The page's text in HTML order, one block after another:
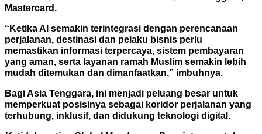
Mastercard.
“Ketika AI semakin terintegrasi dengan perencanaan
perjalanan, destinasi dan pelaku bisnis perlu
memastikan informasi terpercaya, sistem pembayaran
yang aman, serta layanan ramah Muslim semakin lebih
mudah ditemukan dan dimanfaatkan,” imbuhnya.
Bagi Asia Tenggara, ini menjadi peluang besar untuk
memperkuat posisinya sebagai koridor perjalanan yang
terhubung, inklusif, dan didukung teknologi digital.